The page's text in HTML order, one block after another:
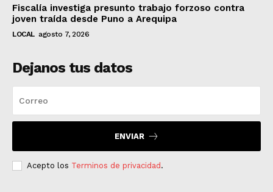
Fiscalía investiga presunto trabajo forzoso contra
joven traída desde Puno a Arequipa
LOCAL agosto 7, 2026
Dejanos tus datos
ENVIAR
Acepto los Terminos de privacidad.